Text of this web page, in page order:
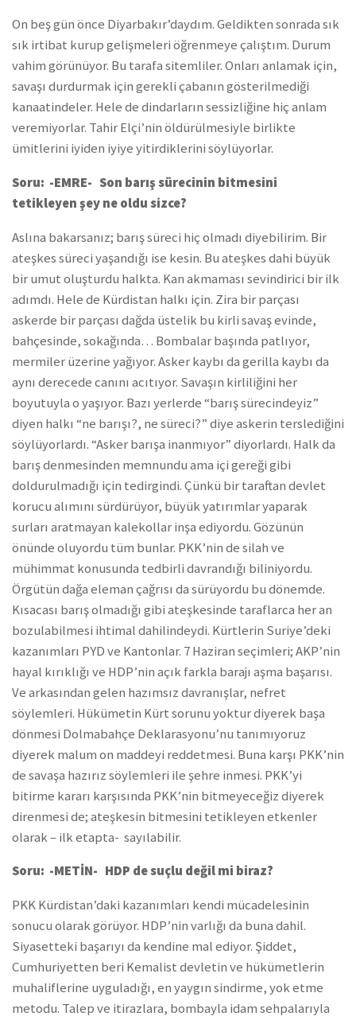
On beş gün önce Diyarbakır’daydım. Geldikten sonrada sık
sık irtibat kurup gelişmeleri öğrenmeye çalıştım. Durum
vahim görünüyor. Bu tarafa sitemliler. Onları anlamak için,
savaşı durdurmak için gerekli çabanın gösterilmediği
kanaatindeler. Hele de dindarların sessizliğine hiç anlam
veremiyorlar. Tahir Elçi’nin öldürülmesiyle birlikte
ümitlerini iyiden iyiye yitirdiklerini söylüyorlar.
Soru: -EMRE- Son barış sürecinin bitmesini
tetikleyen şey ne oldu sizce?
Aslına bakarsanız; barış süreci hiç olmadı diyebilirim. Bir
ateşkes süreci yaşandığı ise kesin. Bu ateşkes dahi büyük
bir umut oluşturdu halkta. Kan akmaması sevindirici bir ilk
adımdı. Hele de Kürdistan halkı için. Zira bir parçası
askerde bir parçası dağda üstelik bu kirli savaş evinde,
bahçesinde, sokağında… Bombalar başında patlıyor,
mermiler üzerine yağıyor. Asker kaybı da gerilla kaybı da
aynı derecede canını acıtıyor. Savaşın kirliliğini her
boyutuyla o yaşıyor. Bazı yerlerde “barış sürecindeyiz”
diyen halkı “ne barışı?, ne süreci?” diye askerin terslediğini
söylüyorlardı. “Asker barışa inanmıyor” diyorlardı. Halk da
barış denmesinden memnundu ama içi gereği gibi
doldurulmadığı için tedirgindi. Çünkü bir taraftan devlet
korucu alımını sürdürüyor, büyük yatırımlar yaparak
surları aratmayan kalekollar inşa ediyordu. Gözünün
önünde oluyordu tüm bunlar. PKK’nin de silah ve
mühimmat konusunda tedbirli davrandığı biliniyordu.
Örgütün dağa eleman çağrısı da sürüyordu bu dönemde.
Kısacası barış olmadığı gibi ateşkesinde taraflarca her an
bozulabilmesi ihtimal dahilindeydi. Kürtlerin Suriye’deki
kazanımları PYD ve Kantonlar. 7 Haziran seçimleri; AKP’nin
hayal kırıklığı ve HDP’nin açık farkla barajı aşma başarısı.
Ve arkasından gelen hazımsız davranışlar, nefret
söylemleri. Hükümetin Kürt sorunu yoktur diyerek başa
dönmesi Dolmabahçe Deklarasyonu’nu tanımıyoruz
diyerek malum on maddeyi reddetmesi. Buna karşı PKK’nin
de savaşa hazırız söylemleri ile şehre inmesi. PKK’yi
bitirme kararı karşısında PKK’nin bitmeyeceğiz diyerek
direnmesi de; ateşkesin bitmesini tetikleyen etkenler
olarak – ilk etapta- sayılabilir.
Soru: -METİN- HDP de suçlu değil mi biraz?
PKK Kürdistan’daki kazanımları kendi mücadelesinin
sonucu olarak görüyor. HDP’nin varlığı da buna dahil.
Siyasetteki başarıyı da kendine mal ediyor. Şiddet,
Cumhuriyetten beri Kemalist devletin ve hükümetlerin
muhaliflerine uyguladığı, en yaygın sindirme, yok etme
metodu. Talep ve itirazlara, bombayla idam sehpalarıyla